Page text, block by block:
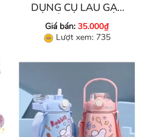
DỤNG CỤ LAU GẠT
KÍNH 2 IN 1
Giá bán: 35.000₫
Lượt xem: 735